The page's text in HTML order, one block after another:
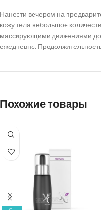
Нанести вечером на
кожу тела небольшое
массирующими движениями до
ежедневно.
Похожие товары